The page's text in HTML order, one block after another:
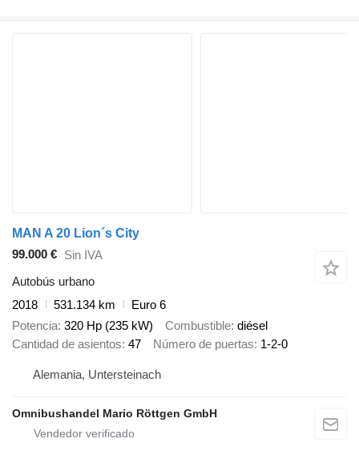
MAN A 20 Lion´s City
99.000 € Sin IVA
Autobús urbano
2018
531.134 km
Euro 6
Potencia 320 Hp (235 kW) Combustible diésel
Cantidad de asientos 47 Número de puertas 1-2-0
Alemania, Untersteinach
Omnibushandel Mario Röttgen GmbH